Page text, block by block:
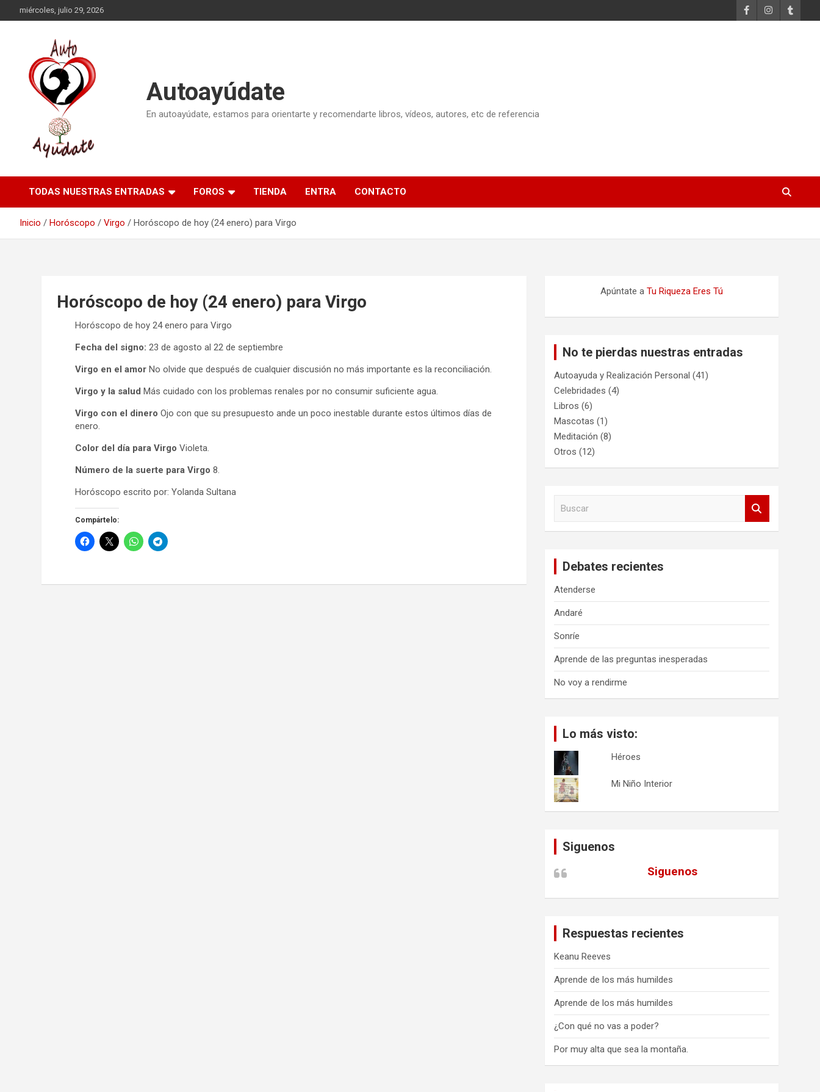
al
miércoles, julio 29, 2026
Autoayúdate
En autoayúdate, estamos para orientarte y recomendarte libros, vídeos, autores, etc de referencia
TODAS NUESTRAS ENTRADAS FOROS TIENDA ENTRA CONTACTO
Inicio Horóscopo Virgo Horóscopo de hoy (24 enero) para Virgo
Horóscopo de hoy (24 enero) para Virgo
Horóscopo de hoy 24 enero para Virgo
Fecha del signo: 23 de agosto al 22 de septiembre
Virgo en el amor No olvide que después de cualquier discusión no más importante es la reconciliación.
Virgo y la salud Más cuidado con los problemas renales por no consumir suficiente agua.
Virgo con el dinero Ojo con que su presupuesto ande un poco inestable durante estos últimos días de
enero.
Color del día para Virgo Violeta.
Número de la suerte para Virgo 8.
Horóscopo escrito por: Yolanda Sultana
Compártelo:
Apúntate aTu Riqueza Eres Tú
No te pierdas nuestras entradas
Autoayuda y Realización Personal (41)
Celebridades (4)
Libros (6)
Mascotas (1)
Meditación (8)
Otros (12)
Debates recientes
Atenderse
Andaré
Sonríe
Aprende de las preguntas inesperadas
No voy a rendirme
Lo más visto:
Héroes
Mi Niño Interior
Siguenos
Siguenos
Respuestas recientes
Keanu Reeves
Aprende de los más humildes
Aprende de los más humildes
¿Con qué no vas a poder?
Por muy alta que sea la montaña.